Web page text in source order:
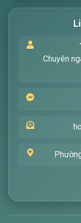
tìm kiếm các
khóa mà bạn
Chuyên